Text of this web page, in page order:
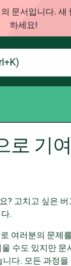
문서입니다. 새
하세요!
로 기여
? 고치고 싶은
.
여러분의 문제
수도 있지만 문
다. 모든 과정